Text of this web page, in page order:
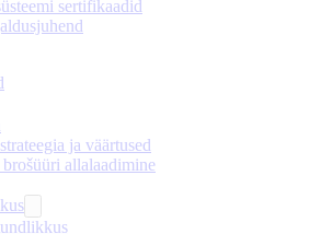
sertifikaadid
ja väärtused
brošüüri allalaadimine